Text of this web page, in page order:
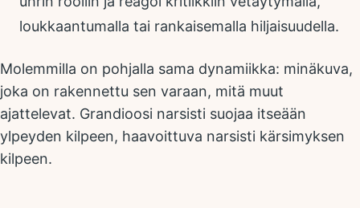
loukkaantumalla tai rankaisemalla hiljaisuudella.
Molemmilla on pohjalla sama dynamiikka: minäkuva,
joka on rakennettu sen varaan, mitä muut
ajattelevat. Grandioosi narsisti suojaa itseään
ylpeyden kilpeen, haavoittuva narsisti kärsimyksen
kilpeen.